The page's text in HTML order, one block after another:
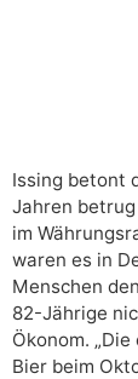
Issing betont
Jahren
im
waren es in
Menschen
82-Jährige
Ökonom.
Bier beim